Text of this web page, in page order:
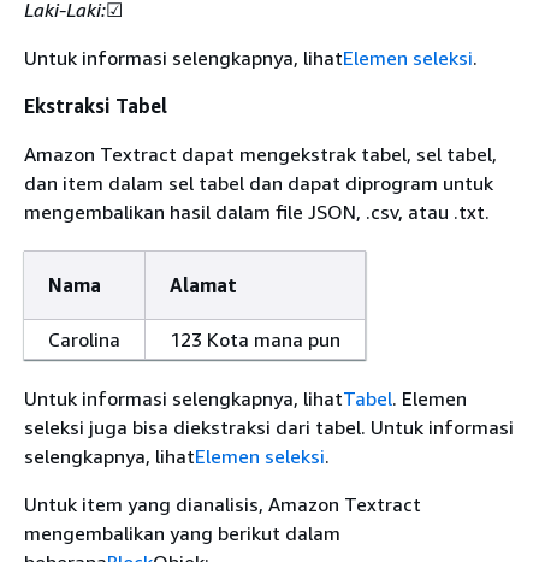
Laki-Laki:☑
Untuk informasi selengkapnya, lihatElemen seleksi.
Ekstraksi Tabel
Amazon Textract dapat mengekstrak tabel, sel tabel,
dan item dalam sel tabel dan dapat diprogram untuk
mengembalikan hasil dalam file JSON, .csv, atau .txt.
Nama Alamat
Carolina 123 Kota mana pun
Untuk informasi selengkapnya, lihatTabel. Elemen
seleksi juga bisa diekstraksi dari tabel. Untuk informasi
selengkapnya, lihatElemen seleksi.
Untuk item yang dianalisis, Amazon Textract
mengembalikan yang berikut dalam